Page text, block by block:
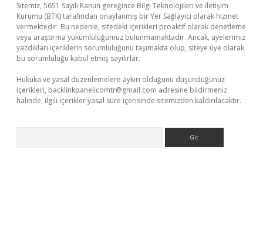
Sitemiz, 5651 Sayılı Kanun gereğince Bilgi Teknolojileri ve İletişim
Kurumu (BTK) tarafından onaylanmış bir Yer Sağlayıcı olarak hizmet
vermektedir. Bu nedenle, sitedeki içerikleri proaktif olarak denetleme
veya araştırma yükümlülüğümüz bulunmamaktadır. Ancak, üyelerimiz
yazdıkları içeriklerin sorumluluğunu taşımakta olup, siteye üye olarak
bu sorumluluğu kabul etmiş sayılırlar.
Hukuka ve yasal düzenlemelere aykırı olduğunu düşündüğünüz
içerikleri, backlinkpanelicomtr@gmail.com adresine bildirmeniz
halinde, ilgili içerikler yasal süre içerisinde sitemizden kaldırılacaktır.